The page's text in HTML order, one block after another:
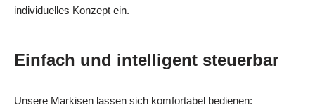
individuelles Konzept ein.
Einfach und intelligent steuerbar
Unsere Markisen lassen sich komfortabel bedienen: